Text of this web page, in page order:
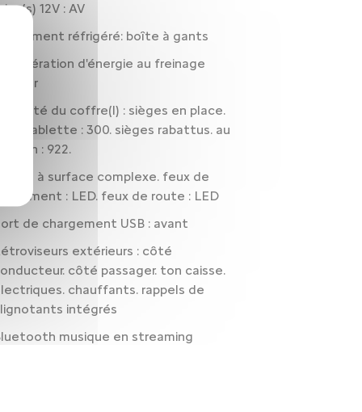
12V : AV
réfrigéré: boîte à gants
d'énergie au freinage
du coffre(l) : sièges en place.
tablette : 300. sièges rabattus. au
: 922.
à surface complexe. feux de
: LED. feux de route : LED
de chargement USB : avant
extérieurs : côté
côté passager. ton caisse.
chauffants. rappels de
intégrés
musique en streaming